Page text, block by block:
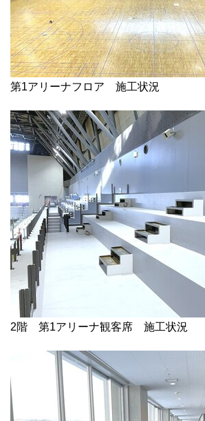
第1アリーナフロア 施工状況
2階 第1アリーナ観客席 施工状況